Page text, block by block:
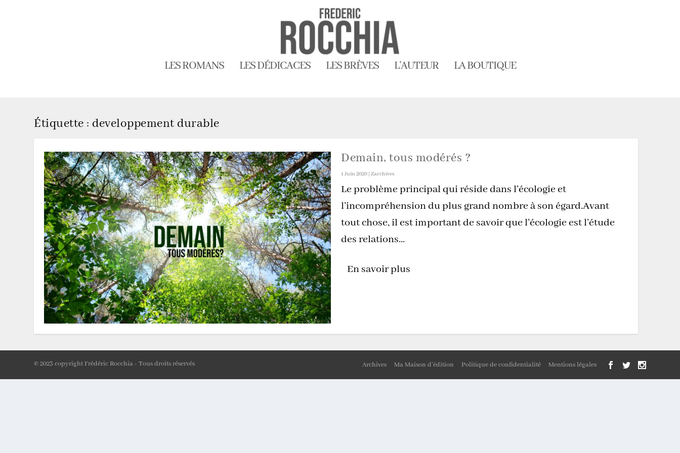
LES ROMANS LES DÉDICACES LES BRÈVES L’AUTEUR LA BOUTIQUE
Étiquette : developpement durable
Demain, tous modérés ?
1 Juin 2020 | Zarchives
Le problème principal qui réside dans l’écologie et
l’incompréhension du plus grand nombre à son égard.Avant
tout chose, il est important de savoir que l’écologie est l’étude
des relations...
En savoir plus
© 2023 copyright Frédéric Rocchia - Tous droits réservés Archives Ma Maison d’édition Politique de confidentialité Mentions légales